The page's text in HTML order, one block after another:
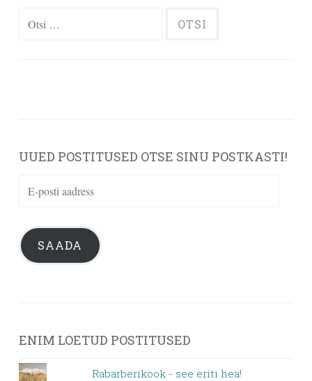
Otsi:
UUED POSTITUSED OTSE SINU POSTKASTI!
E-
aadress
SAADA
ENIM LOETUD POSTITUSED
Rabarberikook - see eriti hea!